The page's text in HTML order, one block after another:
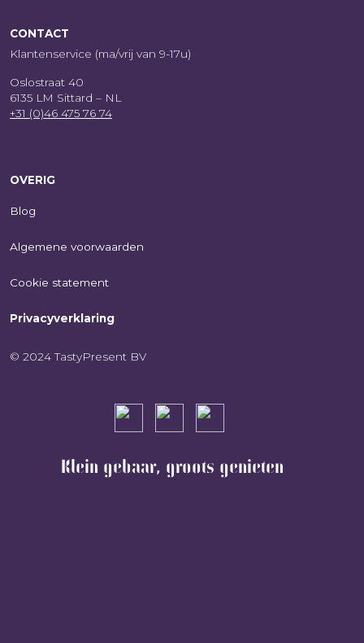
CONTACT
Klantenservice (ma/vrij van 9-17u)
Oslostraat 40
6135 LM Sittard – NL
+31 (0)46 475 76 74
OVERIG
Blog
Algemene voorwaarden
Cookie statement
Privacyverklaring
© 2024 TastyPresent BV
Klein gebaar, groots genieten